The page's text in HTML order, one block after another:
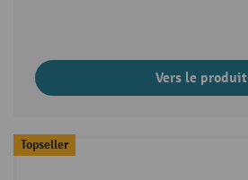
Vers le produit
Topseller